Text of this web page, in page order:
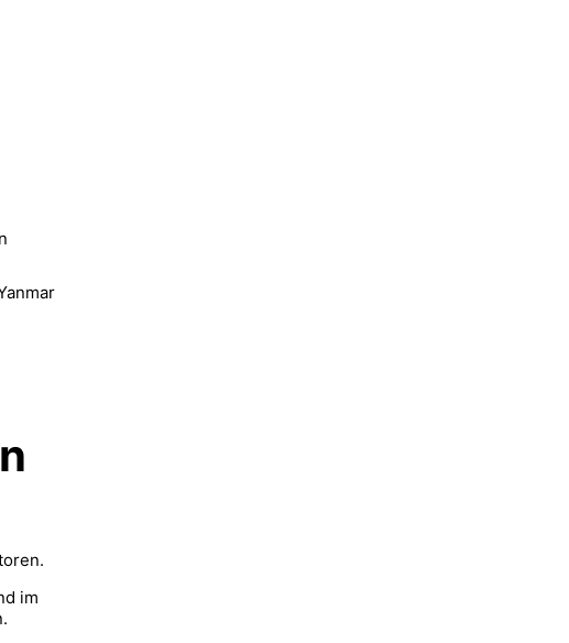
im